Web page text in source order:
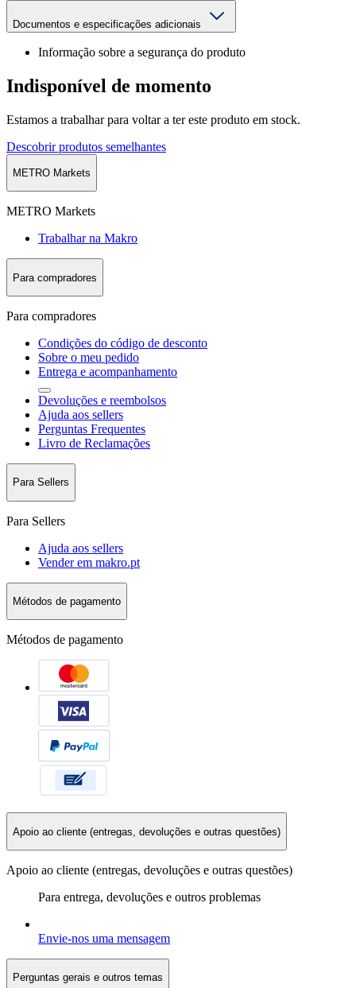
Documentos e especificações adicionais
Informação sobre a segurança do produto
Indisponível de momento
Estamos a trabalhar para voltar a ter este produto em stock.
Descobrir produtos semelhantes
METRO Markets
METRO Markets
Trabalhar na Makro
Para compradores
Para compradores
Condições do código de desconto
Sobre o meu pedido
Entrega e acompanhamento
Devoluções e reembolsos
Ajuda aos sellers
Perguntas Frequentes
Livro de Reclamações
Para Sellers
Para Sellers
Ajuda aos sellers
Vender em makro.pt
Métodos de pagamento
Métodos de pagamento
Apoio ao cliente (entregas, devoluções e outras questões)
Apoio ao cliente (entregas, devoluções e outras questões)
Para entrega, devoluções e outros problemas
Envie-nos uma mensagem
Perguntas gerais e outros temas